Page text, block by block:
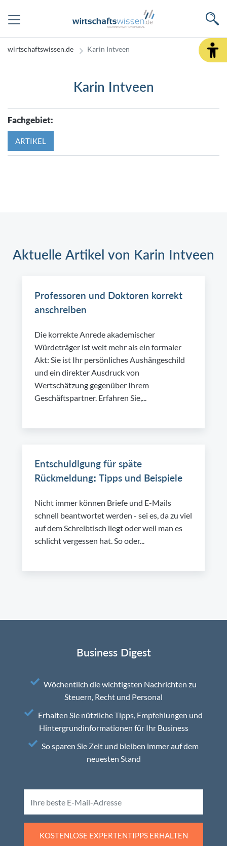
wirtschaftswissen.de Karin Intveen
Karin Intveen
Fachgebiet:
ARTIKEL
Aktuelle Artikel von Karin Intveen
Professoren und Doktoren korrekt
anschreiben
Die korrekte Anrede akademischer
Würdeträger ist weit mehr als ein formaler
Akt: Sie ist Ihr persönliches Aushängeschild
und ein direkter Ausdruck von
Wertschätzung gegenüber Ihrem
Geschäftspartner. Erfahren Sie,...
Entschuldigung für späte
Rückmeldung: Tipps und Beispiele
Nicht immer können Briefe und E-Mails
schnell beantwortet werden - sei es, da zu viel
auf dem Schreibtisch liegt oder weil man es
schlicht vergessen hat. So oder...
Business Digest
Wöchentlich die wichtigsten Nachrichten zu
Steuern, Recht und Personal
Erhalten Sie nützliche Tipps, Empfehlungen und
Hintergrundinformationen für Ihr Business
So sparen Sie Zeit und bleiben immer auf dem
neuesten Stand
KOSTENLOSE EXPERTENTIPPS ERHALTEN